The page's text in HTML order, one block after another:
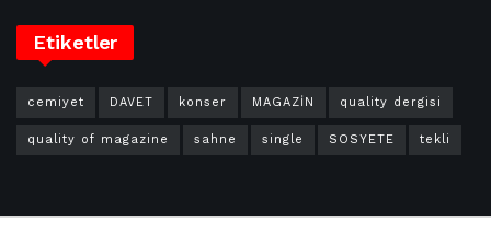
Etiketler
cemiyet DAVET konser MAGAZİN quality dergisi
quality of magazine sahne single SOSYETE tekli